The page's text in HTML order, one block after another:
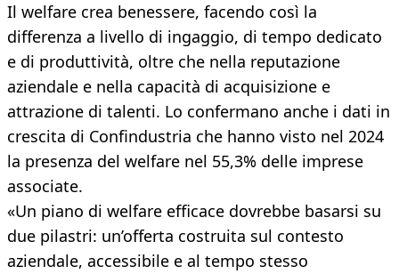
Il welfare crea benessere, facendo così la
differenza a livello di ingaggio, di tempo dedicato
e di produttività, oltre che nella reputazione
aziendale e nella capacità di acquisizione e
attrazione di talenti. Lo confermano anche i dati in
crescita di Confindustria che hanno visto nel 2024
la presenza del welfare nel 55,3% delle imprese
associate.
«Un piano di welfare efficace dovrebbe basarsi su
due pilastri: un’offerta costruita sul contesto
aziendale, accessibile e al tempo stesso